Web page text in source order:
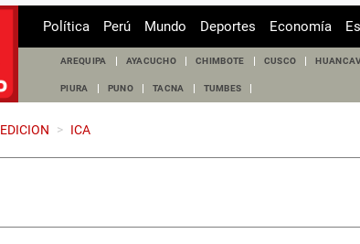
Política Perú Mundo Deportes Economía
AREQUIPA AYACUCHO CHIMBOTE CUSCO
PIURA PUNO TACNA TUMBES
EDICION > ICA